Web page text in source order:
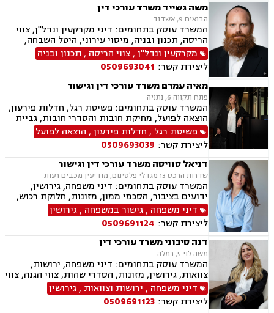
משה גשייד משרד עורכי דין
הבנאים 9, אשדוד
המשרד עוסק בתחומים: דיני מקרקעין ונדל"ן, צווי
הריסה, תכנון ובניה, מיסוי עירוני, היטל השבחה,
היטל פיתוח, ארנונה, רשויות מקומיות, רישוי עסקים
מקרקעין ונדל"ן,צווי הריסה , תכנון ובניה
ליצירת קשר: 0509693041
מאיה עמרם משרד עורכי דין וגישור
פתח תקווה 6, נתניה
המשרד עוסק בתחומים: פשיטת רגל, חדלות פירעון,
הוצאה לפועל, מחיקת חובות והסדרי חובות, גביית
חובות, ירושות וצוואות, ייפוי כוח מתמשך, דיני
חברות, פירוקים והקפאת הליכים, מיזוגים ורכישות,
ליווי עסקי, ליווי מיזמי סטרטאפ.
פשיטת רגל , חדלות פירעון, הוצאה לפועל
ליצירת קשר: 0509693039
דניאל סוויסה משרד עורכי דין וגישור
שדרות הרכס 13 מגדלי פלטינום, מודיעין מכבים רעות
המשרד עוסק בתחומים: דיני משפחה, גירושין,
ידועים בציבור, הסכמי ממון, מזונות, חלוקת רכוש,
מעמד אישי, תיאום הורי, זמני שהות (החזקת ילדים),
אלימות במשפחה, ניכור הורי, אפוטרופסות, ירושות
וצוואות, גישור במשפחה, ליטיגציה, ייפוי כוח
מתמשך.
דיני משפחה ,גישור במשפחה ,גירושין
ליצירת קשר: 0509691124
דנה סיבוני משרד עורכי דין
משה לוי 5, רמלה
המשרד עוסק בתחומים: דיני משפחה, ירושות,
צוואות, גירושין, מזונות, הסדרי שהות, צווי הגנה, צווי
מניעה, הסכמי ממון, עריכת הסכמים משפטיים,
אפוטרופסות, חלוקת רכוש, מעמד אישי, ייפוי כוח
מתמשך.
דיני משפחה , ירושות וצוואות ,גירושין
ליצירת קשר: 0509691123